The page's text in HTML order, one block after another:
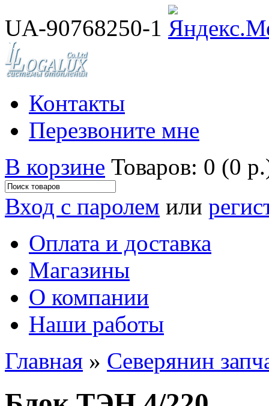
UA-90768250-1
Контакты
Перезвоните мне
В корзине Товаров: 0 (0
Вход с паролем или
Оплата и доставка
Магазины
О компании
Наши работы
Главная » Северянин